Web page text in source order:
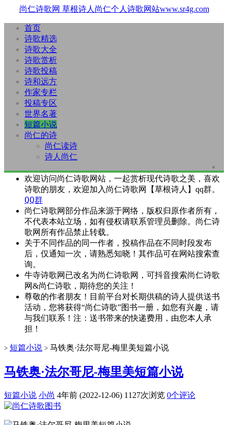
尚仁诗歌网 草根诗人尚仁个人诗歌网站www.sr4g.com
首页
诗歌精选
诗歌大全
诗歌赏析
诗歌投稿
诗和远方
作家专栏
投稿专区
世界名著
短篇小说
尚仁的诗
尚仁读诗
诗人尚仁
欢迎访问尚仁诗歌网站，一起赏析现代诗歌之美，喜欢
诗歌的朋友，欢迎加入尚仁诗歌网【草根诗人】qq群。
QQ群
尚仁诗歌网部分作品来源于网络，版权归原作者所有，
不代表本站立场，如有侵权请联系管理员删除。尚仁诗
歌网所有作品禁止转载。
关于不同作品的同一作者，投稿作品在不同时段发布
后，仅通知一次，请熟悉知晓！其作品可在网站搜索查
询。
牛寺诗歌网已改名为尚仁诗歌网，可抖音搜索尚仁诗歌
网&尚仁诗歌，期待您的关注！
尊敬的作者朋友！目前平台对长期供稿的诗人提供送书
活动，您将获得“尚仁诗歌”图书一册，如您有兴趣，请
与我们联系！注：送书带来的快递费用，由您本人承
担！
> 短篇小说 > 马铁奥·法尔哥尼-梅里美短篇小说
马铁奥·法尔哥尼-梅里美短篇小说
短篇小说 小尚 4年前 (2022-12-06) 1127次浏览 0个评论